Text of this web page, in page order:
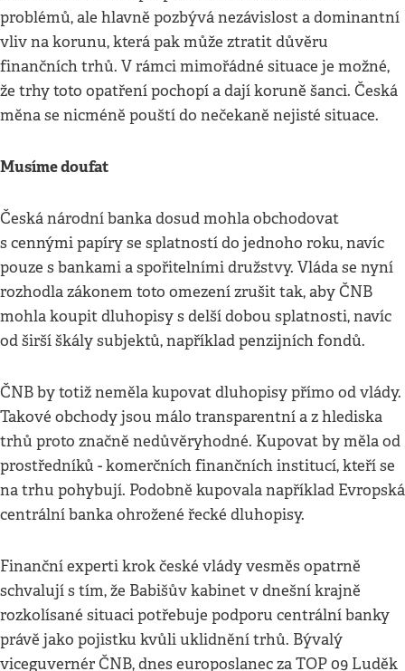
problémů, ale hlavně pozbývá nezávislost a dominantní
vliv na korunu, která pak může ztratit důvěru
finančních trhů. V rámci mimořádné situace je možné,
že trhy toto opatření pochopí a dají koruně šanci. Česká
měna se nicméně pouští do nečekaně nejisté situace.
Musíme doufat
Česká národní banka dosud mohla obchodovat
s cennými papíry se splatností do jednoho roku, navíc
pouze s bankami a spořitelními družstvy. Vláda se nyní
rozhodla zákonem toto omezení zrušit tak, aby ČNB
mohla koupit dluhopisy s delší dobou splatnosti, navíc
od širší škály subjektů, například penzijních fondů.
ČNB by totiž neměla kupovat dluhopisy přímo od vlády.
Takové obchody jsou málo transparentní a z hlediska
trhů proto značně nedůvěryhodné. Kupovat by měla od
prostředníků - komerčních finančních institucí, kteří se
na trhu pohybují. Podobně kupovala například Evropská
centrální banka ohrožené řecké dluhopisy.
Finanční experti krok české vlády vesměs opatrně
schvalují s tím, že Babišův kabinet v dnešní krajně
rozkolísané situaci potřebuje podporu centrální banky
právě jako pojistku kvůli uklidnění trhů. Bývalý
viceguvernér ČNB, dnes europoslanec za TOP 09 Luděk